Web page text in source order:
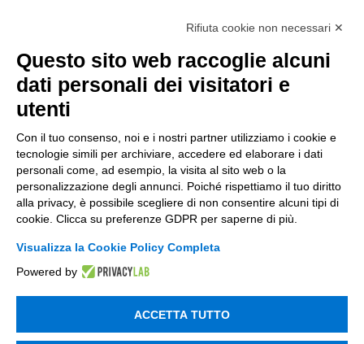
Soluzioni Digitali
Smart Factory
Supply Chain
Soluzioni Custom
Soluzioni AI
Contacts
info@tinextainnovationhub.com
Rifiuta cookie non necessari ✕
Questo sito web raccoglie alcuni
dati personali dei visitatori e
utenti
Con il tuo consenso, noi e i nostri partner utilizziamo i cookie e
tecnologie simili per archiviare, accedere ed elaborare i dati
personali come, ad esempio, la visita al sito web o la
personalizzazione degli annunci. Poiché rispettiamo il tuo diritto
alla privacy, è possibile scegliere di non consentire alcuni tipi di
cookie. Clicca su preferenze GDPR per saperne di più.
Visualizza la Cookie Policy Completa
Powered by
ACCETTA TUTTO